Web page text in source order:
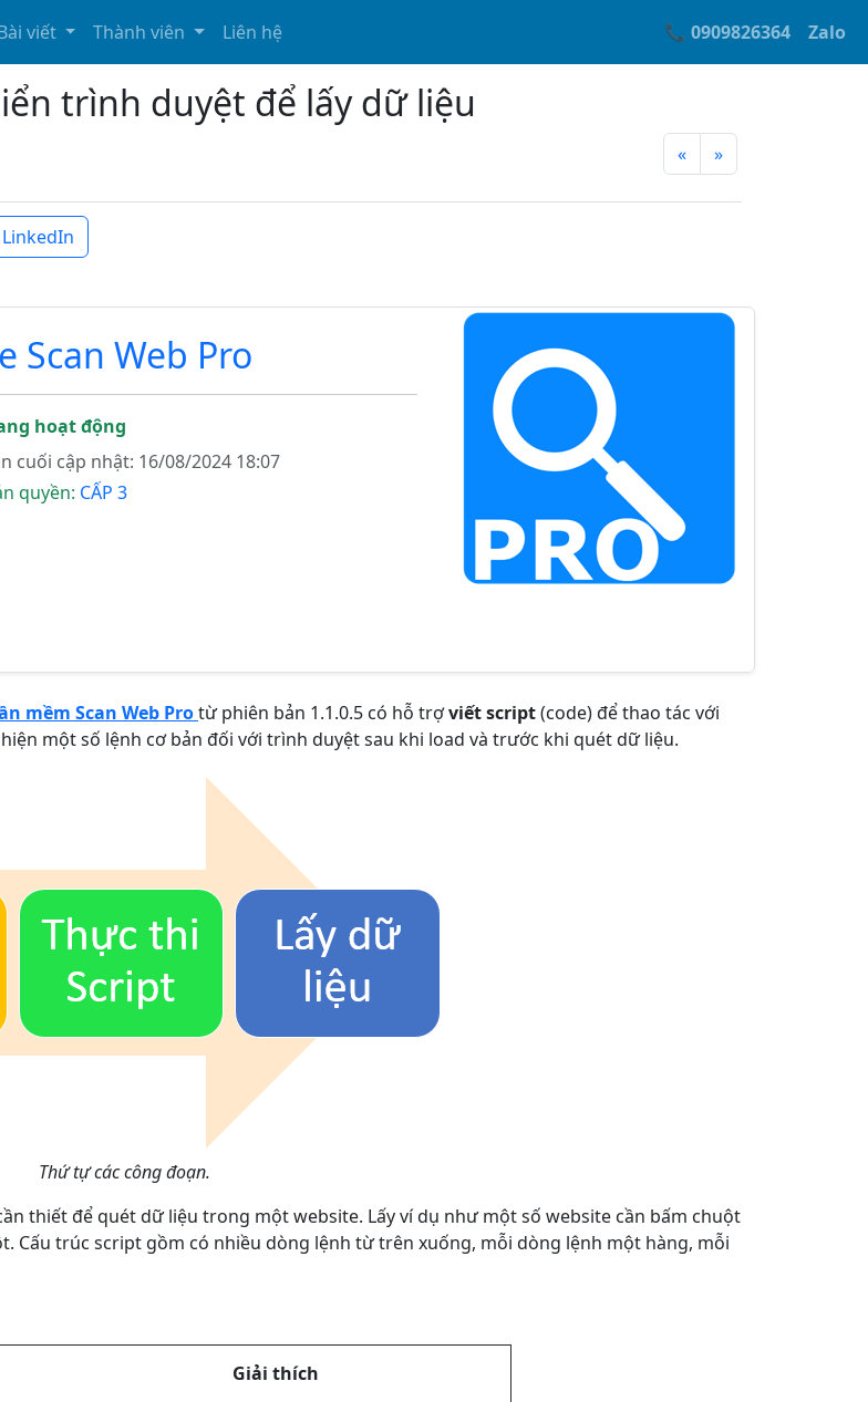
viết Thành viên Liên hệ 📞 0909826364 Zalo
trình duyệt để lấy dữ liệu
« »
LinkedIn
Scan Web Pro
hoạt động
cuối cập nhật: 16/08/2024 18:07
quyền: CẤP 3
mềm Scan Web Protừ phiên bản 1.1.0.5 có hỗ trợviết script(code) để thao tác với
một số lệnh cơ bản đối với trình duyệt sau khi load và trước khi quét dữ liệu.
Thứ tự các công đoạn.
thiết để quét dữ liệu trong một website. Lấy ví dụ như một số website cần bấm chuột
Cấu trúc script gồm có nhiều dòng lệnh từ trên xuống, mỗi dòng lệnh một hàng, mỗi
Giải thích